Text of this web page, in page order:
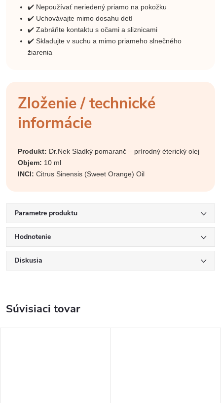
✔️ Nepoužívať neriedený priamo na pokožku
✔️ Uchovávajte mimo dosahu detí
✔️ Zabráňte kontaktu s očami a sliznicami
✔️ Skladujte v suchu a mimo priameho slnečného
žiarenia
Zloženie / technické
informácie
Produkt: Dr.Nek Sladký pomaranč – prírodný éterický olej
Objem: 10 ml
INCI: Citrus Sinensis (Sweet Orange) Oil
Parametre produktu
Hodnotenie
Diskusia
Súvisiaci tovar